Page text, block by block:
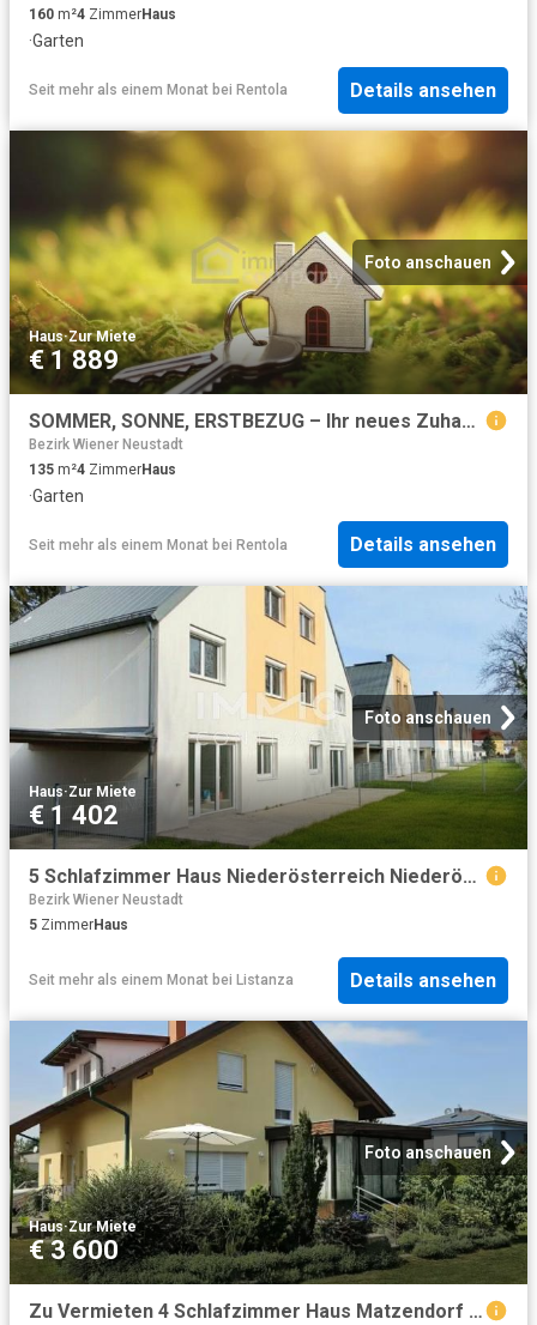
160 m²4 ZimmerHaus
·Garten
Seit mehr als einem Monat bei Rentola Details ansehen
Foto anschauen
Haus·Zur Miete
€ 1 889
SOMMER, SONNE, ERSTBEZUG – Ihr neues Zuhause wartet bereits auf Sie!
Bezirk Wiener Neustadt
135 m²4 ZimmerHaus
·Garten
Seit mehr als einem Monat bei Rentola Details ansehen
Foto anschauen
Haus·Zur Miete
€ 1 402
5 Schlafzimmer Haus Niederösterreich Niederösterreich 101543813
Bezirk Wiener Neustadt
5 ZimmerHaus
Seit mehr als einem Monat bei Listanza Details ansehen
Foto anschauen
Haus·Zur Miete
€ 3 600
Zu Vermieten 4 Schlafzimmer Haus Matzendorf Matzendorf DS96199817